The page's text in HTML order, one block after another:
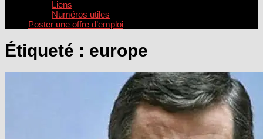
Liens
Numéros utiles
Poster une offre d’emploi
Étiqueté : europe